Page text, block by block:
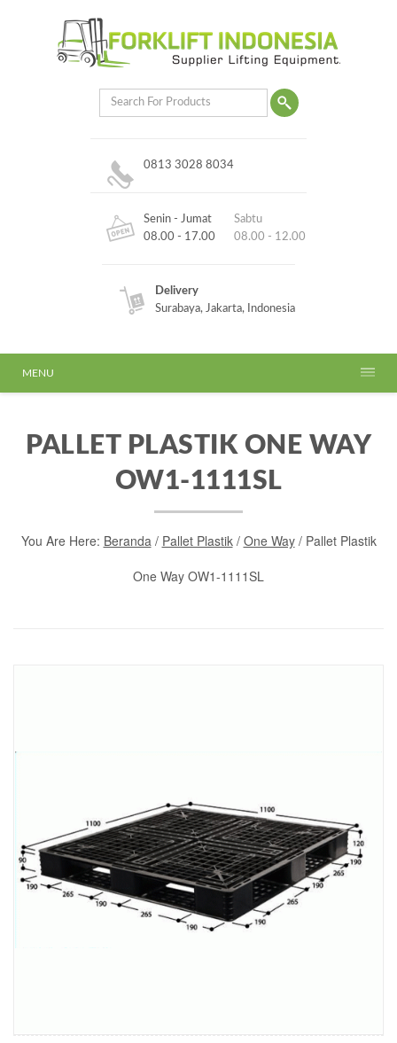
0813 3028 8034
Senin - Jumat
08.00 - 17.00
Sabtu
08.00 - 12.00
Delivery
Surabaya, Jakarta, Indonesia
MENU
PALLET PLASTIK ONE WAY
OW1-1111SL
You Are Here: Beranda/ Pallet Plastik/ One Way/ Pallet Plastik
One Way OW1-1111SL